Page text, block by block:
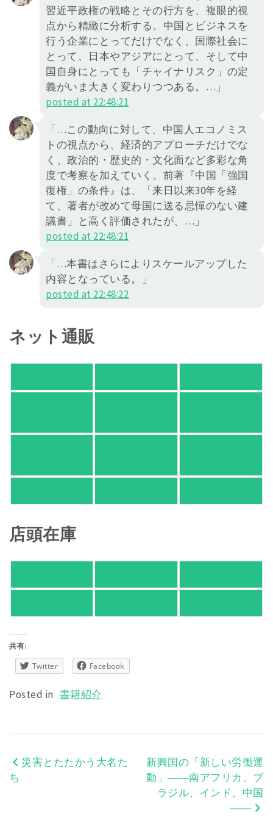
習近平政権の戦略とその行方を、複眼的視
点から精緻に分析する。中国とビジネスを
行う企業にとってだけでなく、国際社会に
とって、日本やアジアにとって、そして中
国自身にとっても「チャイナリスク」の定
義がいま大きく変わりつつある。…」
posted at 22:48:21
「…この動向に対して、中国人エコノミス
トの視点から、経済的アプローチだけでな
く、政治的・歴史的・文化面など多彩な角
度で考察を加えていく。前著『中国「強国
復権」の条件』は、「来日以来30年を経
て、著者が改めて母国に送る忌憚のない建
議書」と高く評価されたが、…」
posted at 22:48:21
「…本書はさらによりスケールアップした
内容となっている。」
posted at 22:48:22
ネット通販
店頭在庫
共有:
Twitter Facebook
Posted in 書籍紹介
投災害とたたかう大名た
ち
新興国の「新しい労働運
動」――南アフリカ、ブ
ラジル、インド、中国
――